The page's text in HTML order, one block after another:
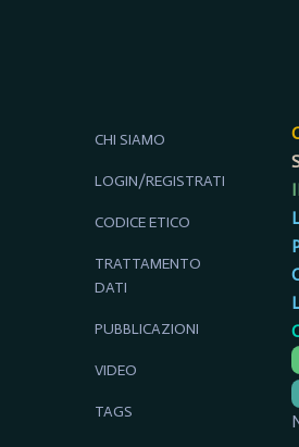
CHI SIAMO
LOGIN/REGISTRATI
CODICE ETICO
TRATTAMENTO
DATI
PUBBLICAZIONI
VIDEO
TAGS